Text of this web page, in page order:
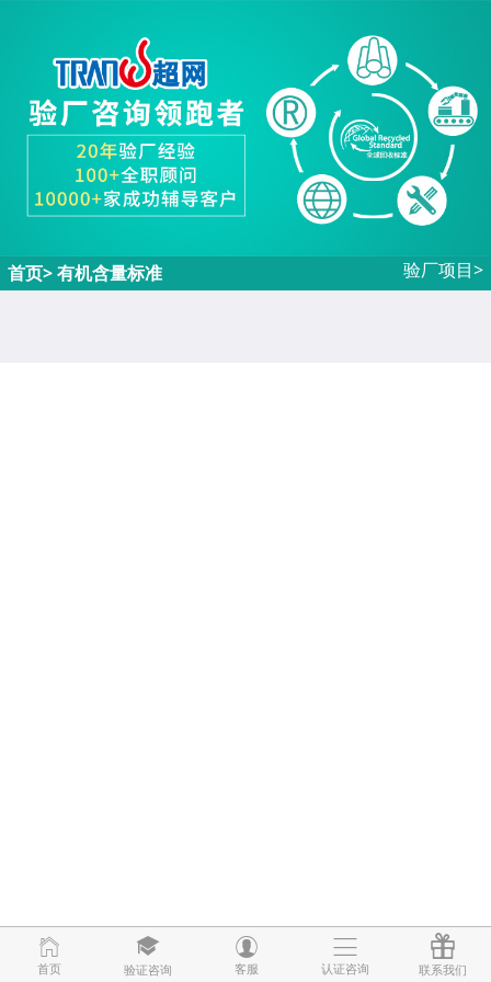
首页 验证咨询 客服 认证咨询 联系我们
首页> 有机含量标准 验厂项目>
首页 验证咨询 客服 认证咨询 联系我们